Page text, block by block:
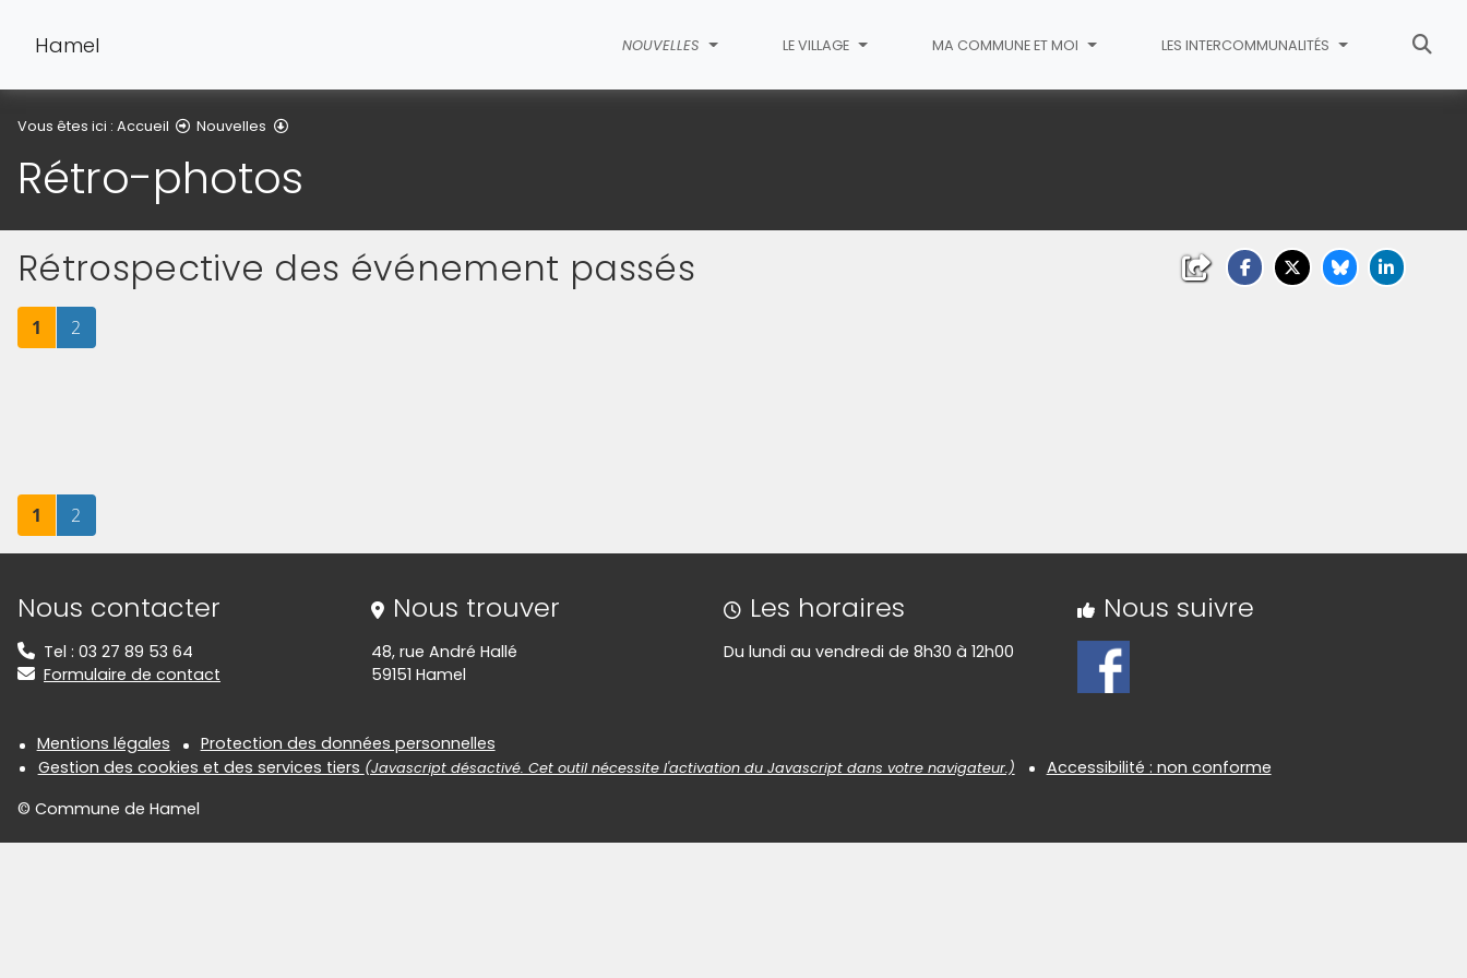
Hamel NOUVELLES LE VILLAGE MA COMMUNE ET MOI LES INTERCOMMUNALITÉS
Vous êtes ici : Accueil Nouvelles
Rétro-photos
Rétrospective des événement passés
Page
1 sur 2Page
2
Page
1 sur 2Page
2
Informations de contact
Nous contacter
Tel : 03 27 89 53 64
Formulaire de contact
Nous trouver
48, rue André Hallé
59151 Hamel
Les horaires
Du lundi au vendredi de 8h30 à 12h00
Nous suivre
Informations réglementaires
Mentions légales
Protection des données personnelles
Gestion des cookies et des services tiers (Javascript désactivé. Cet outil nécessite l'activation du Javascript dans votre navigateur.)
Accessibilité : non conforme
© Commune de Hamel